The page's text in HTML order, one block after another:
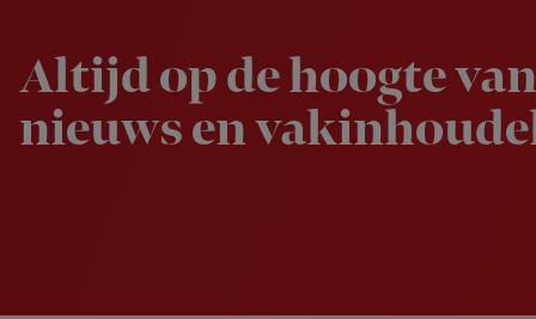
Altijd op de hoogte
nieuws en